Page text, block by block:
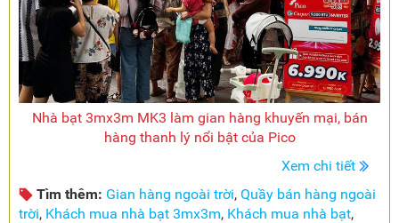
Nhà bạt 3mx3m MK3 làm gian hàng khuyến mại, bán
hàng thanh lý nổi bật của Pico
Xem chi tiết
Tìm thêm: Gian hàng ngoài trời, Quầy bán hàng ngoài
trời, Khách mua nhà bạt 3mx3m, Khách mua nhà bạt,